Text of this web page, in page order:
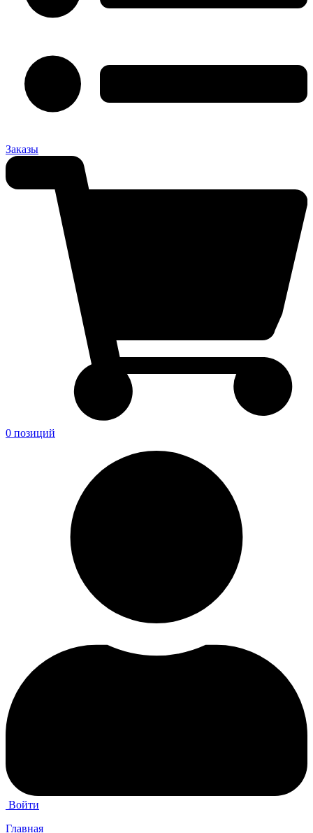
Заказы
0 позиций
Войти
Главная